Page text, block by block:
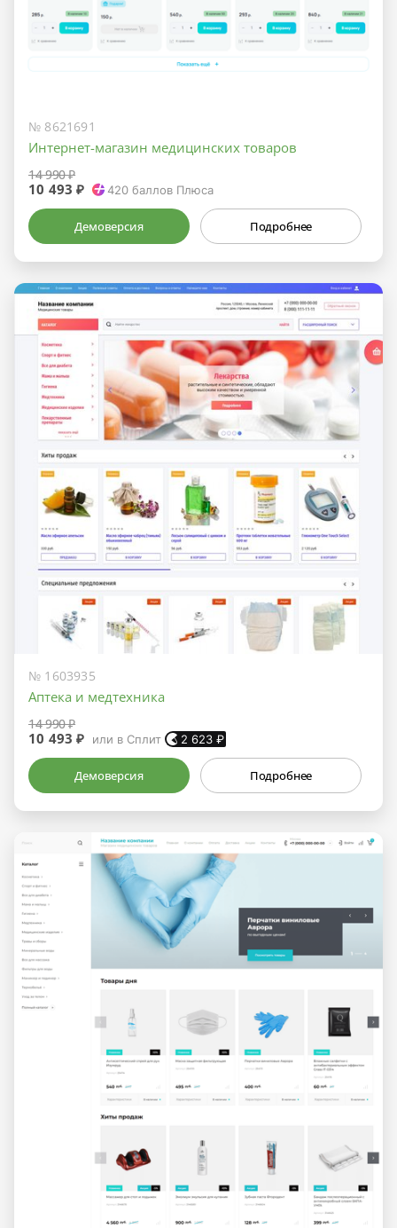
№ 8621691
Интернет-магазин медицинских товаров
14 990 ₽
10 493 ₽ 420баллов Плюса
Демоверсия Подробнее
№ 1603935
Аптека и медтехника
14 990 ₽
10 493 ₽ или в Сплит 2 623₽
Демоверсия Подробнее